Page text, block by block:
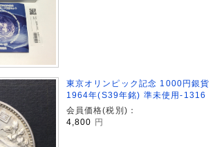
東京オリンピック記念 1000円銀貨
1964年(S39年銘) 準未使用-1316
会員価格(税別)：
4,800 円